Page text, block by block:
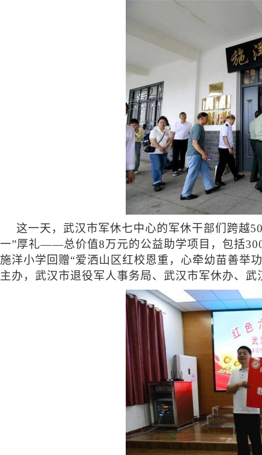
这一天，武汉市军休七中心的军休干部们跨越
一”厚礼——总价值8万元的公益助学项目，包括
施洋小学回赠“爱洒山区红校恩重，心牵幼苗善举
主办，武汉市退役军人事务局、武汉市军休办、